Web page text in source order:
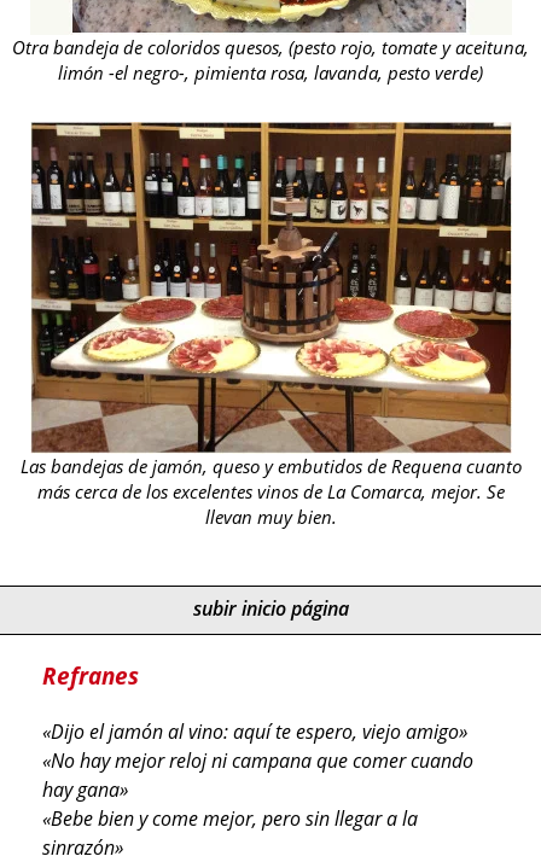
Otra bandeja de coloridos quesos, (pesto rojo, tomate y aceituna,
limón -el negro-, pimienta rosa, lavanda, pesto verde)
Las bandejas de jamón, queso y embutidos de Requena cuanto
más cerca de los excelentes vinos de La Comarca, mejor. Se
llevan muy bien.
subir inicio página
Refranes
«Dijo el jamón al vino: aquí te espero, viejo amigo»
«No hay mejor reloj ni campana que comer cuando
hay gana»
«Bebe bien y come mejor, pero sin llegar a la
sinrazón»